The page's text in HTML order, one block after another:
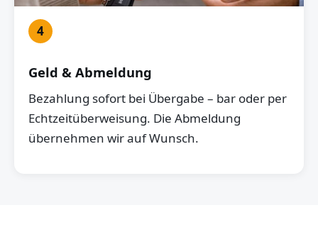
4
Geld & Abmeldung
Bezahlung sofort bei Übergabe – bar oder per
Echtzeitüberweisung. Die Abmeldung
übernehmen wir auf Wunsch.